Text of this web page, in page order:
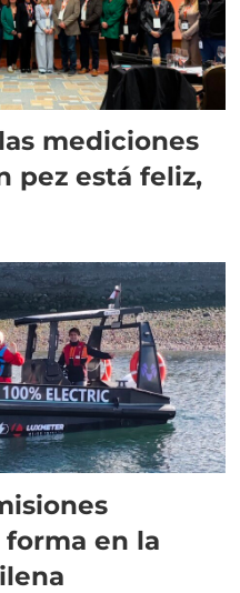
mediciones
pez está feliz,
en la